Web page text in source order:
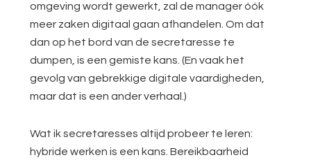
omgeving wordt gewerkt, zal de manager óók
meer zaken digitaal gaan afhandelen. Om dat
dan op het bord van de secretaresse te
dumpen, is een gemiste kans. (En vaak het
gevolg van gebrekkige digitale vaardigheden,
maar dat is een ander verhaal.)
Wat ik secretaresses altijd probeer te leren:
hybride werken is een kans. Bereikbaarheid